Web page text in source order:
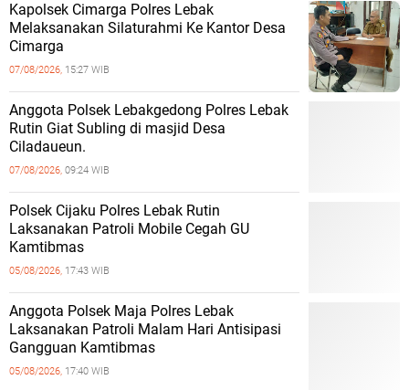
Kapolsek Cimarga Polres Lebak
Melaksanakan Silaturahmi Ke Kantor Desa
Cimarga
07/08/2026, 15:27 WIB
Anggota Polsek Lebakgedong Polres Lebak
Rutin Giat Subling di masjid Desa
Ciladaueun.
07/08/2026, 09:24 WIB
Polsek Cijaku Polres Lebak Rutin
Laksanakan Patroli Mobile Cegah GU
Kamtibmas
05/08/2026, 17:43 WIB
Anggota Polsek Maja Polres Lebak
Laksanakan Patroli Malam Hari Antisipasi
Gangguan Kamtibmas
05/08/2026, 17:40 WIB